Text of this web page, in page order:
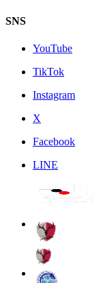
SNS
YouTube
TikTok
Instagram
X
Facebook
LINE